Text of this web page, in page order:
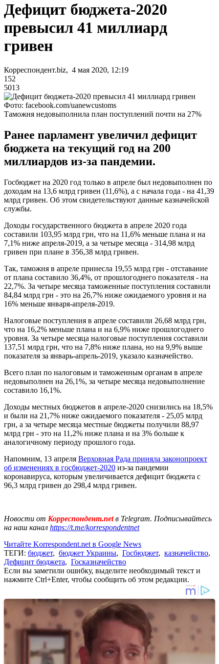
Дефицит бюджета-2020
превысил 41 миллиард
гривен
Корреспондент.biz, 4 мая 2020, 12:19
152
5013
Фото: facebook.com/uanewcustoms
Таможня недовыполнила план поступлений почти на 27%
Ранее парламент увеличил дефицит
бюджета на текущий год на 200
миллиардов из-за пандемии.
Госбюджет на 2020 год только в апреле был недовыполнен по
доходам на 13,6 млрд гривен (11,6%), а с начала года - на 41,39
млрд гривен. Об этом свидетельствуют данные казначейской
службы.
Доходы государственного бюджета в апреле 2020 года
составили 103,95 млрд грн, что на 11,6% меньше плана и на
7,1% ниже апреля-2019, а за четыре месяца - 314,98 млрд
гривен при плане в 356,38 млрд гривен.
Так, таможня в апреле принесла 19,55 млрд грн - отставание
от плана составило 36,4%, от прошлогоднего показателя - на
22,7%. За четыре месяца таможенные поступления составили
84,84 млрд грн - это на 26,7% ниже ожидаемого уровня и на
16% меньше января-апреля-2019.
Налоговые поступления в апреле составили 26,68 млрд грн,
что на 16,2% меньше плана и на 6,9% ниже прошлогоднего
уровня. За четыре месяца налоговые поступления составили
137,51 млрд грн, что на 7,8% ниже плана, но на 9,9% выше
показателя за январь-апрель-2019, указало казначейство.
Всего план по налоговым и таможенным органам в апреле
недовыполнен на 26,1%, за четыре месяца недовыполнение
составило 16,1%.
Доходы местных бюджетов в апреле-2020 снизились на 18,5%
и были на 21,7% ниже ожидаемого показателя - 25,05 млрд
грн, а за четыре месяца местные бюджеты получили 88,97
млрд грн - это на 11,2% ниже плана и на 3% больше к
аналогичному периоду прошлого года.
Напомним, 13 апреля Верховная Рада приняла законопроект
об изменениях в госбюджет-2020 из-за пандемии
коронавируса, которым увеличивается дефицит бюджета с
96,3 млрд гривен до 298,4 млрд гривен.
Новости от Корреспондент.netв Telegram. Подписывайтесь
на наш канал https://t.me/korrespondentnet
Читайте Korrespondent.net в Google News
ТЕГИ: бюджет, бюджет Украины, Госбюджет, казначейство,
Дефицит бюджета, Госказначейство
Если вы заметили ошибку, выделите необходимый текст и
нажмите Ctrl+Enter, чтобы сообщить об этом редакции.